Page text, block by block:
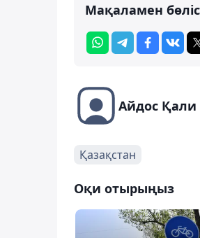
Мақаламен
Айдос Қали
Қазақстан
Оқи отырыңыз